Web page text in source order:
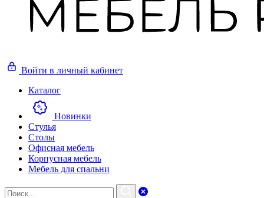
Войти в личный кабинет
Каталог
Новинки
Стулья
Столы
Офисная мебель
Корпусная мебель
Мебель для спальни